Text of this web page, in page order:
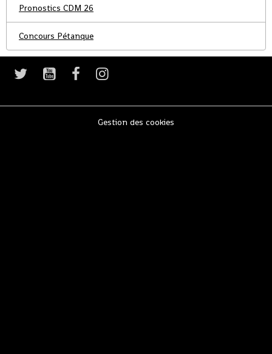
Pronostics CDM 26
Concours Pétanque
Gestion des cookies